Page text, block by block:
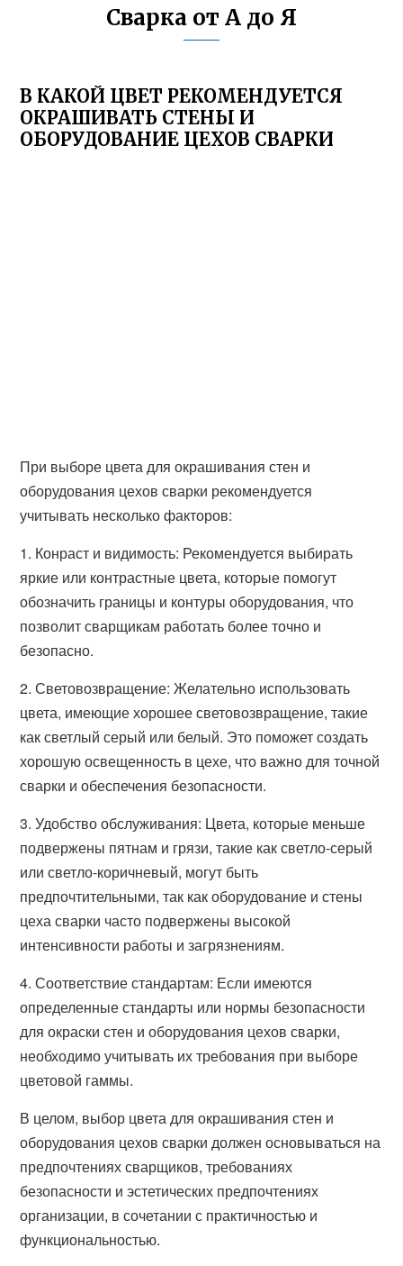
Сварка от А до Я
В КАКОЙ ЦВЕТ РЕКОМЕНДУЕТСЯ
ОКРАШИВАТЬ СТЕНЫ И
ОБОРУДОВАНИЕ ЦЕХОВ СВАРКИ
При выборе цвета для окрашивания стен и
оборудования цехов сварки рекомендуется
учитывать несколько факторов:
1. Конраст и видимость: Рекомендуется выбирать
яркие или контрастные цвета, которые помогут
обозначить границы и контуры оборудования, что
позволит сварщикам работать более точно и
безопасно.
2. Световозвращение: Желательно использовать
цвета, имеющие хорошее световозвращение, такие
как светлый серый или белый. Это поможет создать
хорошую освещенность в цехе, что важно для точной
сварки и обеспечения безопасности.
3. Удобство обслуживания: Цвета, которые меньше
подвержены пятнам и грязи, такие как светло-серый
или светло-коричневый, могут быть
предпочтительными, так как оборудование и стены
цеха сварки часто подвержены высокой
интенсивности работы и загрязнениям.
4. Соответствие стандартам: Если имеются
определенные стандарты или нормы безопасности
для окраски стен и оборудования цехов сварки,
необходимо учитывать их требования при выборе
цветовой гаммы.
В целом, выбор цвета для окрашивания стен и
оборудования цехов сварки должен основываться на
предпочтениях сварщиков, требованиях
безопасности и эстетических предпочтениях
организации, в сочетании с практичностью и
функциональностью.